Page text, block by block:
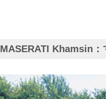
MASERATI Khamsin：